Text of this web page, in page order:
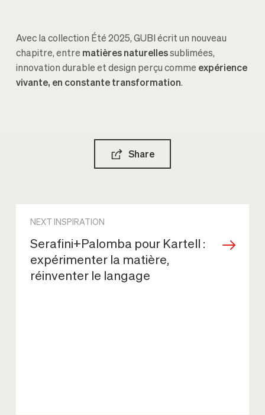
Avec la collection Été 2025, GUBI écrit un nouveau
chapitre, entre matières naturellessublimées,
innovation durable et design perçu comme expérience
vivante, en constante transformation.
Share
NEXT INSPIRATION
Serafini+Palomba pour Kartell :
expérimenter la matière,
réinventer le langage